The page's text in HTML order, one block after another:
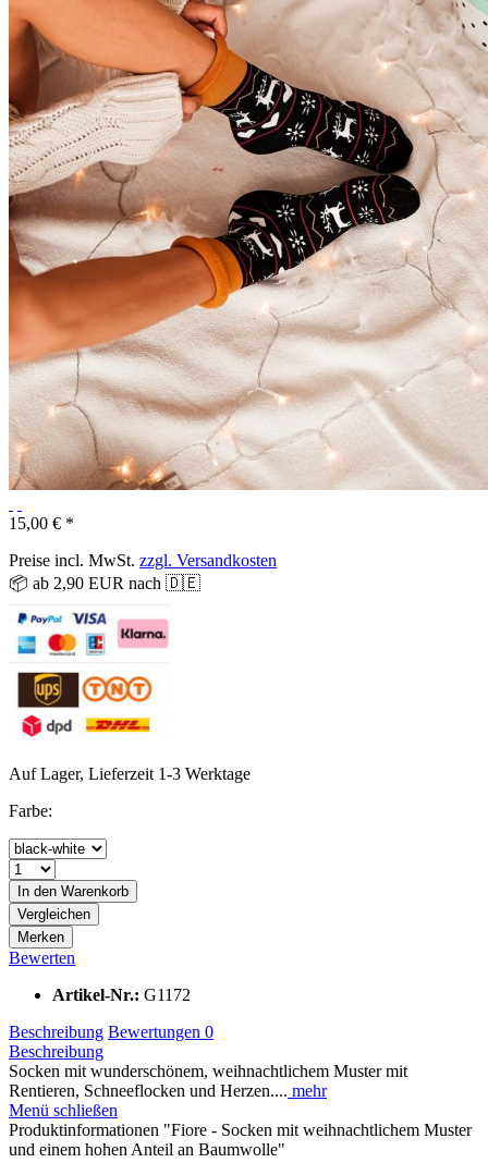
15,00 € *
Preise incl. MwSt. zzgl. Versandkosten
📦 ab 2,90 EUR nach 🇩🇪
Auf Lager, Lieferzeit 1-3 Werktage
Farbe:
In den Warenkorb
Vergleichen
Merken
Bewerten
Artikel-Nr.: G1172
Beschreibung Bewertungen 0
Beschreibung
Socken mit wunderschönem, weihnachtlichem Muster mit
Rentieren, Schneeflocken und Herzen.... mehr
Menü schließen
Produktinformationen "Fiore - Socken mit weihnachtlichem Muster
und einem hohen Anteil an Baumwolle"